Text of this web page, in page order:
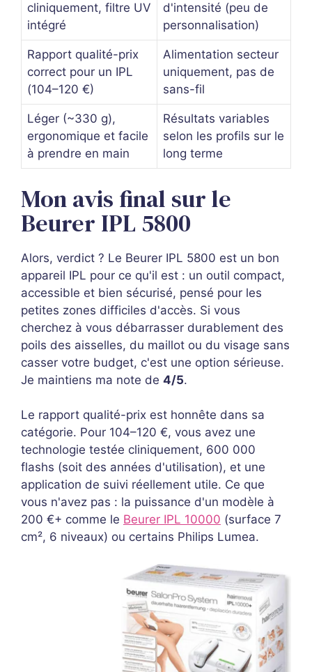
cliniquement, filtre UV
intégré
d'intensité (peu de
personnalisation)
Rapport qualité-prix
correct pour un IPL
(104–120 €)
Alimentation secteur
uniquement, pas de
sans-fil
Léger (~330 g),
ergonomique et facile
à prendre en main
Résultats variables
selon les profils sur le
long terme
Mon avis final sur le
Beurer IPL 5800
Alors, verdict ? Le Beurer IPL 5800 est un bon
appareil IPL pour ce qu'il est : un outil compact,
accessible et bien sécurisé, pensé pour les
petites zones difficiles d'accès. Si vous
cherchez à vous débarrasser durablement des
poils des aisselles, du maillot ou du visage sans
casser votre budget, c'est une option sérieuse.
Je maintiens ma note de 4/5.
Le rapport qualité-prix est honnête dans sa
catégorie. Pour 104–120 €, vous avez une
technologie testée cliniquement, 600 000
flashs (soit des années d'utilisation), et une
application de suivi réellement utile. Ce que
vous n'avez pas : la puissance d'un modèle à
200 €+ comme le Beurer IPL 10000 (surface 7
cm², 6 niveaux) ou certains Philips Lumea.